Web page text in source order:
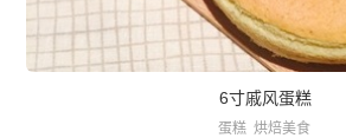
6寸戚风蛋糕
蛋糕 烘焙美食